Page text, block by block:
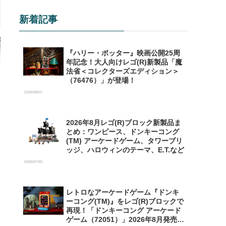
新着記事
『ハリー・ポッター』映画公開25周
年記念！大人向けレゴ(R)新製品「魔
法省＜コレクターズエディション＞
（76476）」が登場！
2026/08/07
2026年8月レゴ(R)ブロック新製品ま
とめ：ワンピース、ドンキーコング
(TM) アーケードゲーム、タワーブリ
ッジ、ハロウィンのテーマ、E.T.など
2026/07/30
レトロなアーケードゲーム『ドンキ
ーコング(TM)』をレゴ(R)ブロックで
再現！「ドンキーコング アーケード
ゲーム（72051）」2026年8月発売